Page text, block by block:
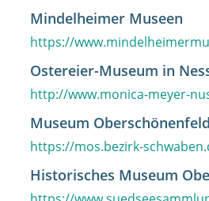
Mindelheimer Museen
https://
Ostereier-Museum in
http://www.monica-meyer-
Museum Oberschönenfeld
https://mos.bezirk-
Historisches Museum